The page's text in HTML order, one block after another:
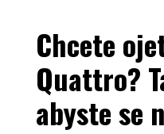
Chcete
Quattro?
abyste se